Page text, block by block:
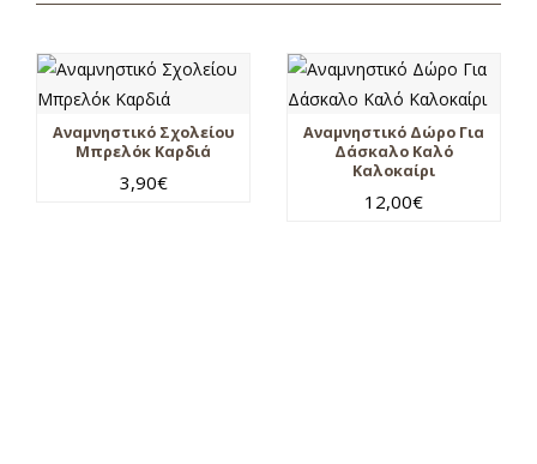
Αναμνηστικό Σχολείου
Μπρελόκ Καρδιά
3,90€
Αναμνηστικό Δώρο Για
Δάσκαλο Καλό
Καλοκαίρι
12,00€